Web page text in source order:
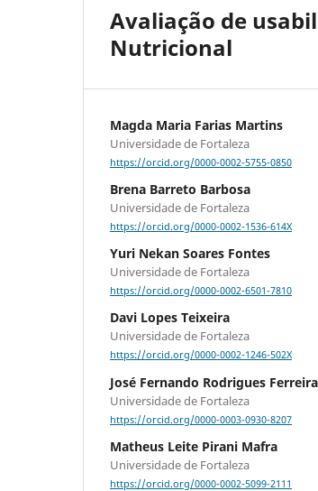
Avaliação de
Nutricional
Magda Maria Farias Martins
Universidade de Fortaleza
https://orcid.org/0000-0002-5755-0850
Brena Barreto Barbosa
Universidade de Fortaleza
https://orcid.org/0000-0002-1536-614X
Yuri Nekan Soares Fontes
Universidade de Fortaleza
https://orcid.org/0000-0002-6501-7810
Davi Lopes Teixeira
Universidade de Fortaleza
https://orcid.org/0000-0002-1246-502X
José Fernando Rodrigues
Universidade de Fortaleza
https://orcid.org/0000-0003-0930-8207
Matheus Leite Pirani Mafra
Universidade de Fortaleza
https://orcid.org/0000-0002-5099-2111